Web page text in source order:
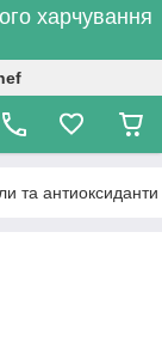
харчування
та антиоксиданти